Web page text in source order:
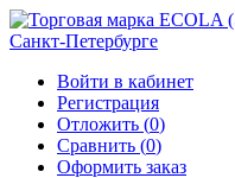
Войти в кабинет
Регистрация
Отложить (0)
Сравнить (0)
Оформить заказ